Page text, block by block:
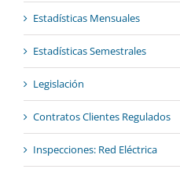
Estadísticas Mensuales
Estadísticas Semestrales
Legislación
Contratos Clientes Regulados
Inspecciones: Red Eléctrica